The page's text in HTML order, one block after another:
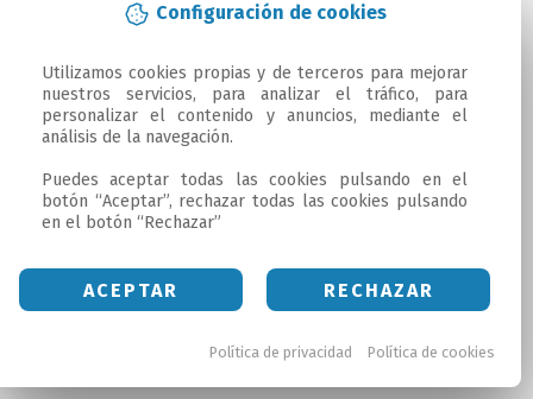
Configuración de cookies
Utilizamos cookies propias y de terceros para mejorar
nuestros servicios, para analizar el tráfico, para
personalizar el contenido y anuncios, mediante el
análisis de la navegación.
Puedes aceptar todas las cookies pulsando en el
botón “Aceptar”, rechazar todas las cookies pulsando
en el botón “Rechazar”
ACEPTAR RECHAZAR
Política de privacidad Política de cookies